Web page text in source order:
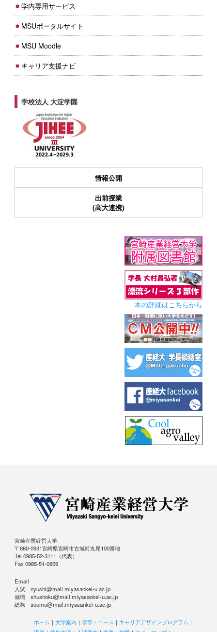
学内専用サービス
MSUポータルサイト
MSU Moodle
キャリア支援ナビ
学校法人 大淀学園
情報公開
出前授業
(高大連携)
本の詳細はこちらから
宮崎産業経営大学
〒880-0931宮崎県宮崎市古城町丸尾100番地
Tel 0985-52-3111（代表）
Fax 0985-51-0859
Email
入試 nyushi@mail.miyasankei-u.ac.jp
就職 shushoku@mail.miyasankei-u.ac.jp
総務 soumu@mail.miyasankei-u.ac.jp
ホーム ｜ 大学案内 ｜ 学部・コース ｜ キャリアデザインプログラム ｜